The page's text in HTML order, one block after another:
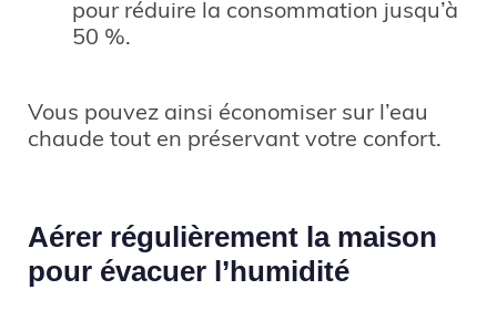
pour réduire la consommation jusqu’à
50 %.
Vous pouvez ainsi économiser sur l’eau
chaude tout en préservant votre confort.
Aérer régulièrement la maison
pour évacuer l’humidité